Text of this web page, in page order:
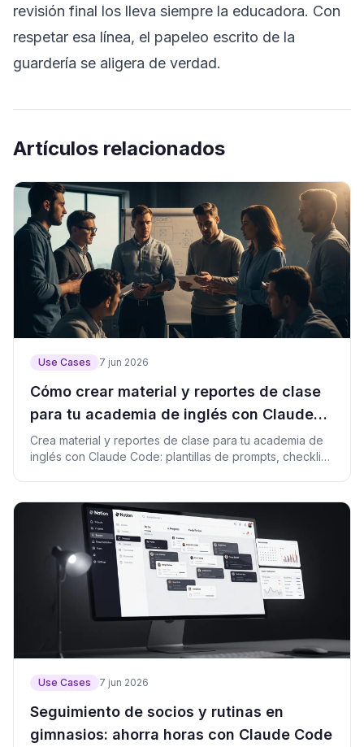
revisión final los lleva siempre la educadora. Con
respetar esa línea, el papeleo escrito de la
guardería se aligera de verdad.
Artículos relacionados
Use Cases 7 jun 2026
Cómo crear material y reportes de clase
para tu academia de inglés con Claude
Code
Crea material y reportes de clase para tu academia de
inglés con Claude Code: plantillas de prompts, checklist
Use Cases 7 jun 2026
Seguimiento de socios y rutinas en
gimnasios: ahorra horas con Claude Code